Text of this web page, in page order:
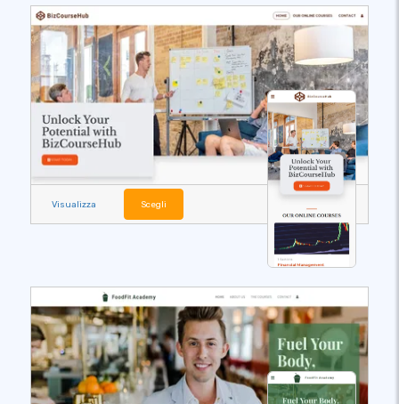
Visualizza Scegli